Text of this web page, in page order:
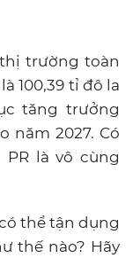
trường toàn
100,39 tỉ đô la
tăng trưởng
năm 2027. Có
là vô cùng
thể tận dụng
thế nào? Hãy